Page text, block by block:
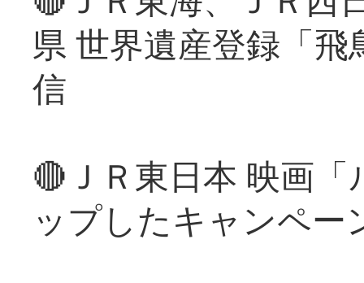
県 世界遺産登録「
信
🔴ＪＲ東日本 映画
ップしたキャンペー